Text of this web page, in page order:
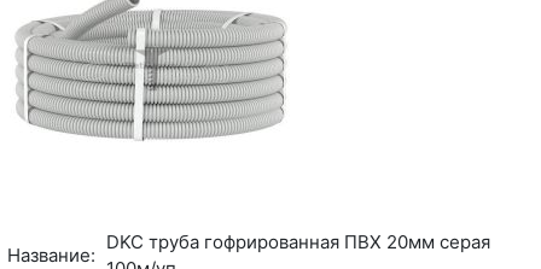
Название:
DKC труба гофрированная ПВХ 20мм серая